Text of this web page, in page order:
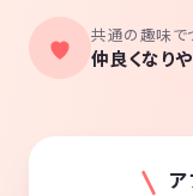
共通の趣味で
仲良くなり
ア